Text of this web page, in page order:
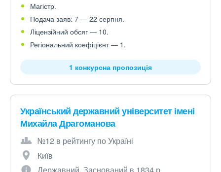
Магістр.
Подача заяв: 7 — 22 серпня.
Ліцензійний обсяг — 10.
Регіональний коефіцієнт — 1.
1 конкурсна пропозиція
Український державний університет імені
Михайла Драгоманова
№12 в рейтингу по Україні
Київ
Державний. Заснований в 1834 р.